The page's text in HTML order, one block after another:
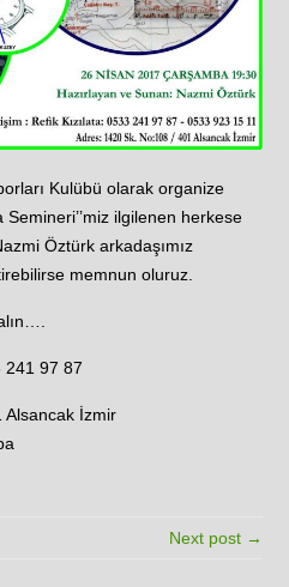
Kulübü olarak organize
Semineri’’miz ilgilenen herkese
Öztürk arkadaşımız
memnun oluruz.
241 97 87
Alsancak İzmir
Next post →